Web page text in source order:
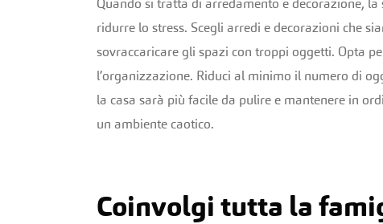
Quando si tratta di arredamento e decorazione,
ridurre lo stress. Scegli arredi e decorazioni che
sovraccaricare gli spazi con troppi oggetti. Opta
l’organizzazione. Riduci al minimo il numero di
la casa sarà più facile da pulire e mantenere in
un ambiente caotico.
Coinvolgi tutta la